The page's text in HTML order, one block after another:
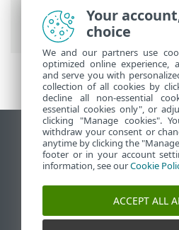
LiveGuard Advanced
política> Administración
Ver sitio del escritorio
End of Life
Base de conocimiento de
Foro de ESET
ESET Status Portal
Your
choice
We and our partners use
optimized online experience,
and serve you with
collection of all cookies by
decline all non-essential
essential cookies only", or
clicking "Manage cookies".
withdraw your consent or
anytime by clicking the
footer or in your account
information, see ourCookie
ACCEPT ALL